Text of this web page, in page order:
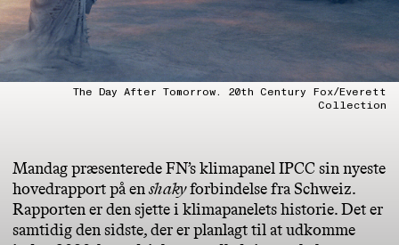
The Day After Tomorrow. 20th Century Fox/Everett
Collection
Mandag præsenterede FN’s klimapanel IPCC sin nyeste
hovedrapport på enshakyforbindelse fra Schweiz.
Rapporten er den sjette i klimapanelets historie. Det er
samtidig den sidste, der er planlagt til at udkomme